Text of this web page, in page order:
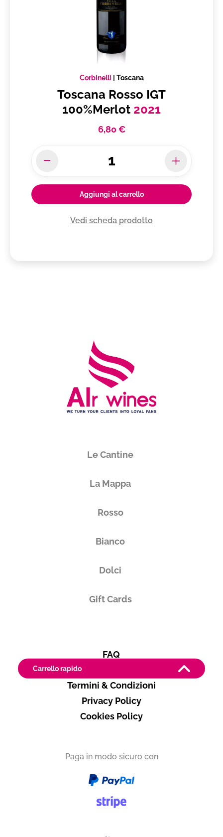
Corbinelli | Toscana
Toscana Rosso IGT
100%Merlot 2021
6,80 €
Aggiungi al carrello
Vedi scheda prodotto
Carrello rapido
Vuoi ricevere i tuoi prodotti in
Italia
Le Cantine
La Mappa
Rosso
Bianco
Dolci
Gift Cards
FAQ
Termini & Condizioni
Privacy Policy
Cookies Policy
Paga in modo sicuro con